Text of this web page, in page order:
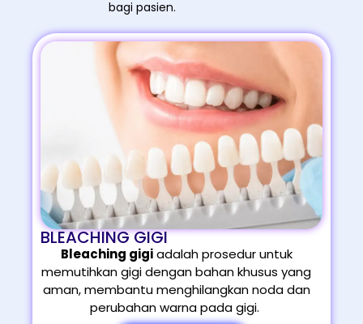
bagi pasien.
BLEACHING GIGI
Bleaching gigiadalah prosedur untuk
memutihkan gigi dengan bahan khusus yang
aman, membantu menghilangkan noda dan
perubahan warna pada gigi.